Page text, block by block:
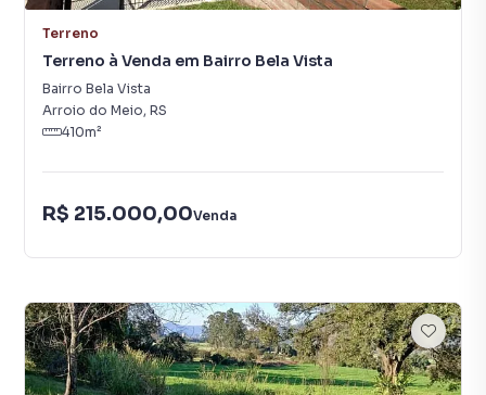
Terreno
Terreno à Venda em Bairro Bela Vista
Bairro Bela Vista
Arroio do Meio, RS
410m²
R$ 215.000,00Venda